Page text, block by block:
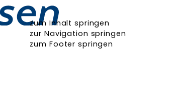
zum Inhalt springen
zur Navigation springen
zum Footer springen